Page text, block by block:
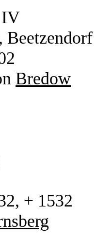
1502
Bredow
1532,